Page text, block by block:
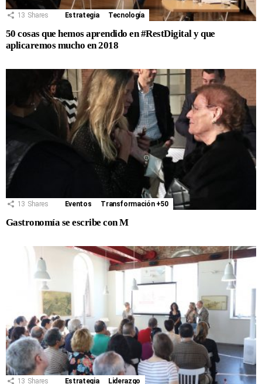
13 Shares Estrategia Tecnología
50 cosas que hemos aprendido en #RestDigital y que
aplicaremos mucho en 2018
13 Shares Eventos Transformación +50
Gastronomía se escribe con M
13 Shares Estrategia Liderazgo